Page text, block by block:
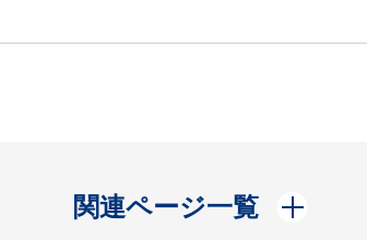
関連ページ一覧
開く